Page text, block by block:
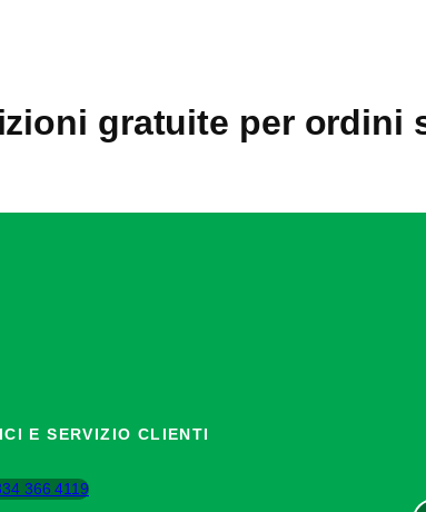
gratuite per ordini
E SERVIZIO CLIENTI
366 4119